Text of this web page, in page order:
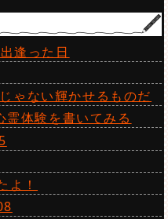
逢った日
ゃない輝かせるものだ
体験を書いてみる
よ！